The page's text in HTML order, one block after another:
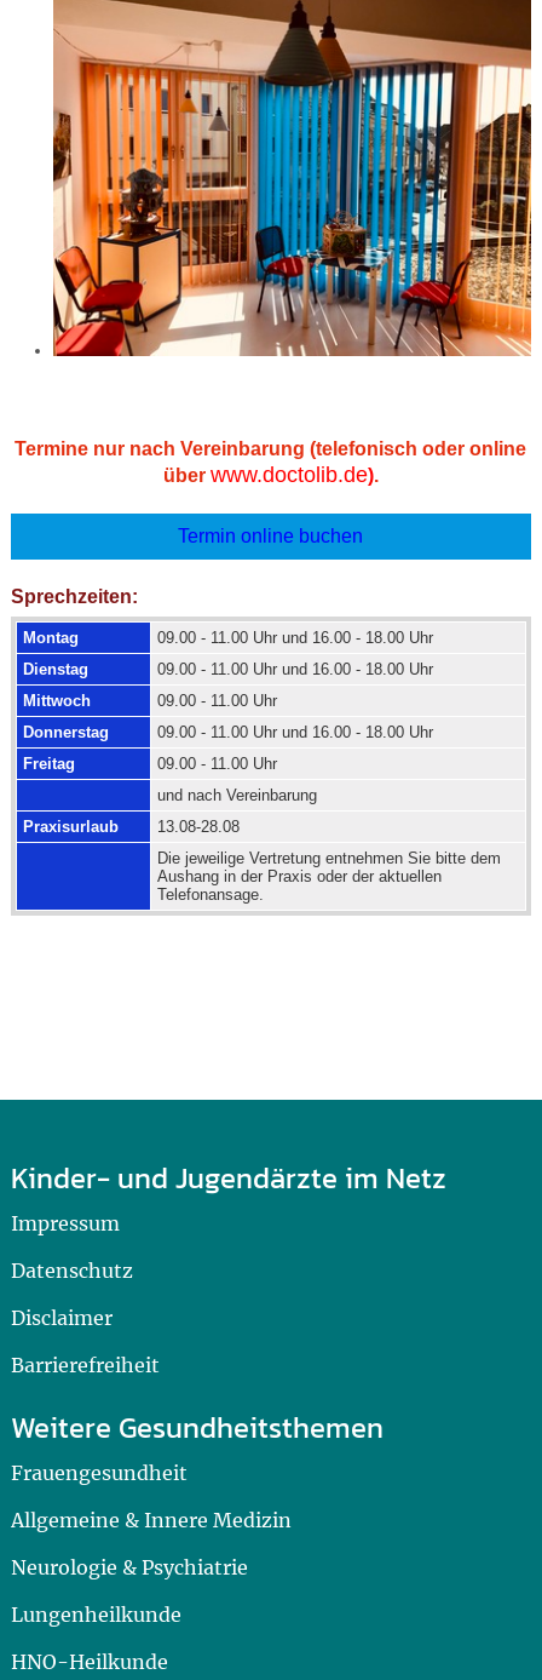
Termine nur nach Vereinbarung (telefonisch oder online
über www.doctolib.de).
Termin online buchen
Sprechzeiten:
Montag
09.00 - 11.00 Uhr und 16.00 - 18.00 Uhr
Dienstag
09.00 - 11.00 Uhr und 16.00 - 18.00 Uhr
Mittwoch
09.00 - 11.00 Uhr
Donnerstag
09.00 - 11.00 Uhr und 16.00 - 18.00 Uhr
Freitag
09.00 - 11.00 Uhr
und nach Vereinbarung
Praxisurlaub
13.08-28.08
Die jeweilige Vertretung entnehmen Sie bitte dem
Aushang in der Praxis oder der aktuellen
Telefonansage.
Kinder- und Jugendärzte im Netz
Impressum
Datenschutz
Disclaimer
Barrierefreiheit
Weitere Gesundheitsthemen
Frauengesundheit
Allgemeine & Innere Medizin
Neurologie & Psychiatrie
Lungenheilkunde
HNO-Heilkunde